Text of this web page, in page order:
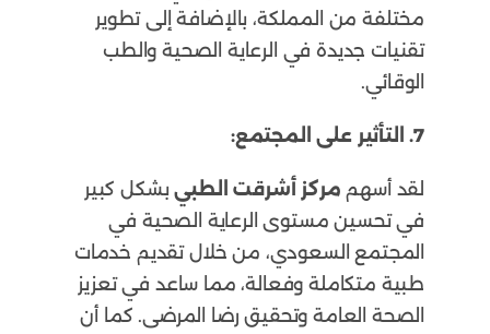
مختلفة من المملكة، بالإضافة إلى تطوير
تقنيات جديدة في الرعاية الصحية والطب
الوقائي.
7. التأثير على المجتمع:
لقد أسهم مركز أشرقت الطبيبشكل كبير
في تحسين مستوى الرعاية الصحية في
المجتمع السعودي، من خلال تقديم خدمات
طبية متكاملة وفعالة، مما ساعد في تعزيز
الصحة العامة وتحقيق رضا المرضى. كما أن